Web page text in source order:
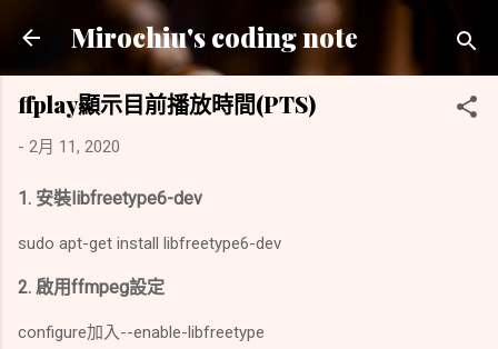
跳到主要內容
Mirochiu's coding note
ffplay顯示目前播放時間(PTS)
- 2月 11, 2020
1. 安裝libfreetype6-dev
sudo apt-get install libfreetype6-dev
2. 啟用ffmpeg設定
configure加入--enable-libfreetype